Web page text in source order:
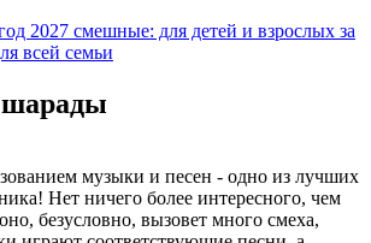
шарады
музыки и песен - одно из лучших
Нет ничего более интересного, чем
безусловно, вызовет много смеха,